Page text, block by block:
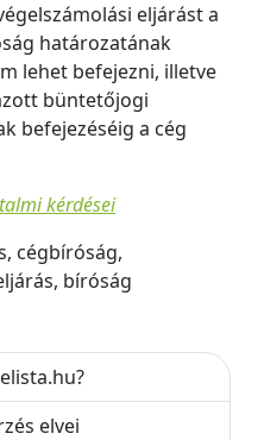
eljárást a
határozatának
lehet befejezni, illetve
büntetőjogi
befejezéséig a cég
kérdései
cégbíróság,
bíróság
elvei